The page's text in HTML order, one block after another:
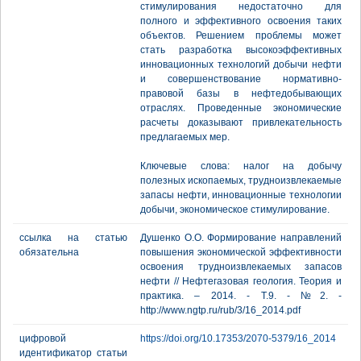
стимулирования недостаточно для
полного и эффективного освоения таких
объектов. Решением проблемы может
стать разработка высокоэффективных
инновационных технологий добычи нефти
и совершенствование нормативно-
правовой базы в нефтедобывающих
отраслях. Проведенные экономические
расчеты доказывают привлекательность
предлагаемых мер.
Ключевые слова: налог на добычу
полезных ископаемых, трудноизвлекаемые
запасы нефти, инновационные технологии
добычи, экономическое стимулирование.
ссылка на статью
обязательна
Душенко О.О. Формирование направлений
повышения экономической эффективности
освоения трудноизвлекаемых запасов
нефти // Нефтегазовая геология. Теория и
практика. – 2014. - Т.9. - №2. -
http://www.ngtp.ru/rub/3/16_2014.pdf
цифровой
идентификатор статьи
https://doi.org/10.17353/2070-5379/16_2014